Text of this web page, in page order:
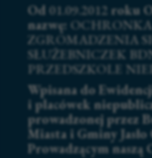
Od 01.09.2012 roku
nazwę: OCHRONKA
ZGROMADZENIA
SŁUŻEBNICZEK
PRZEDSZKOLE
Wpisana do
i placówek
prowadzonej przez
Miasta i Gminy
Prowadzącym naszą